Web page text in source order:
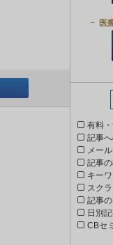
医
有料
記事
メー
記事
キー
スク
記事
日別
CBセ